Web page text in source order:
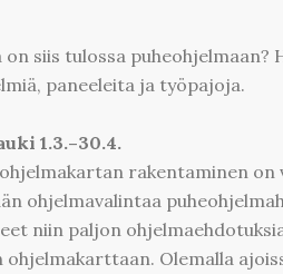
on siis tulossa
paneeleita ja työpajoja.
1.3.–30.4.
rakentaminen on
ohjelmavalintaa
niin paljon
ohjelmakarttaan. Olemalla